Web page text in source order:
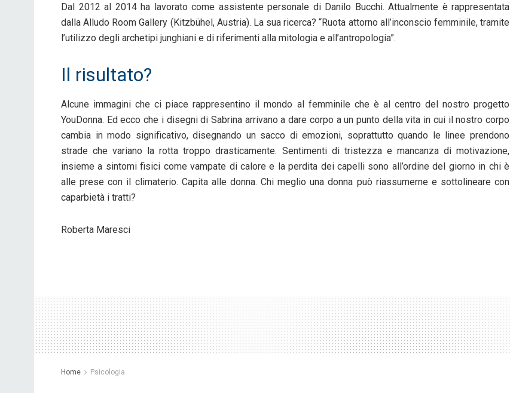
Dal 2012 al 2014 ha lavorato come assistente personale di Danilo Bucchi. Attualmente è rappresentata
dalla Alludo Room Gallery (Kitzbühel, Austria). La sua ricerca? “Ruota attorno all’inconscio femminile, tramite
l’utilizzo degli archetipi junghiani e di riferimenti alla mitologia e all’antropologia”.
Il risultato?
Alcune immagini che ci piace rappresentino il mondo al femminile che è al centro del nostro progetto
YouDonna. Ed ecco che i disegni di Sabrina arrivano a dare corpo a un punto della vita in cui il nostro corpo
cambia in modo significativo, disegnando un sacco di emozioni, soprattutto quando le linee prendono
strade che variano la rotta troppo drasticamente. Sentimenti di tristezza e mancanza di motivazione,
insieme a sintomi fisici come vampate di calore e la perdita dei capelli sono all’ordine del giorno in chi è
alle prese con il climaterio. Capita alle donna. Chi meglio una donna può riassumerne e sottolineare con
caparbietà i tratti?
Roberta Maresci
Home Psicologia